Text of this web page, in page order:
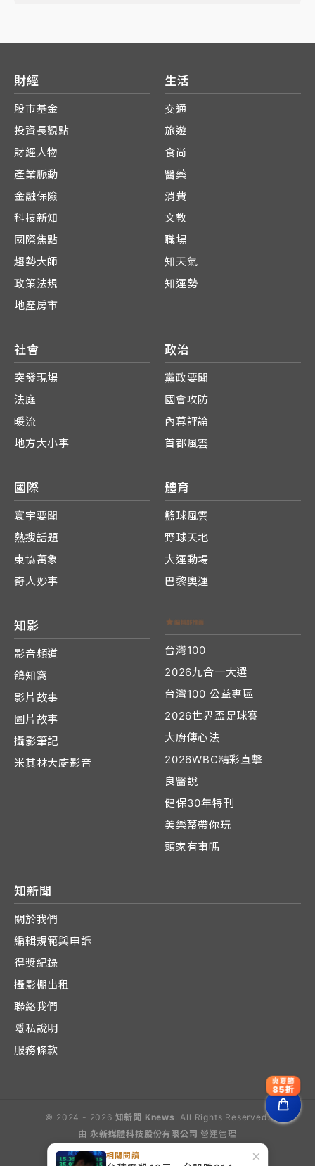
×
相關閱讀
財經
股市基金
投資長觀點
財經人物
產業脈動
金融保險
科技新知
國際焦點
趨勢大師
政策法規
地產房市
生活
交通
旅遊
食尚
醫藥
消費
文教
職場
知天氣
知運勢
社會
突發現場
法庭
暖流
地方大小事
政治
黨政要聞
國會攻防
內幕評論
首都風雲
國際
寰宇要聞
熱搜話題
東協萬象
奇人妙事
體育
籃球風雲
野球天地
大運動場
巴黎奧運
知影
影音頻道
鴿知窩
影片故事
圖片故事
攝影筆記
米其林大廚影音
台灣100
2026九合一大選
台灣100 公益專區
2026世界盃足球賽
大廚傳心法
2026WBC精彩直擊
良醫說
健保30年特刊
美樂蒂帶你玩
頭家有事嗎
知新聞
關於我們
編輯規範與申訴
得獎紀錄
攝影棚出租
聯絡我們
隱私說明
服務條款
© 2024 - 2026 知新聞 Knews . All Rights Reserved.
由 永新媒體科技股份有限公司 營運管理
爽夏節
85折